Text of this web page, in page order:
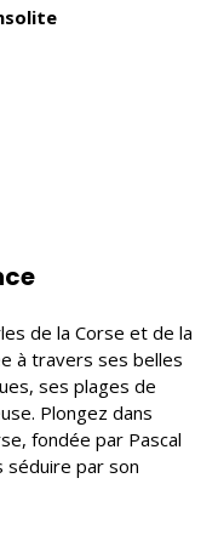
de la Corse et de la
à travers ses belles
ses plages de
Plongez dans
fondée par Pascal
séduire par son